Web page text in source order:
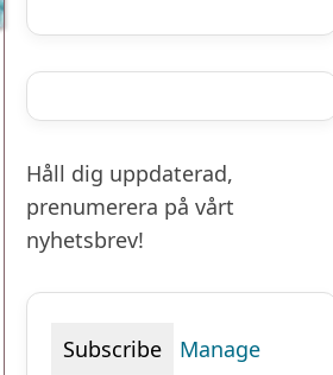
Håll dig uppdaterad,
prenumerera på vårt
nyhetsbrev!
Manage